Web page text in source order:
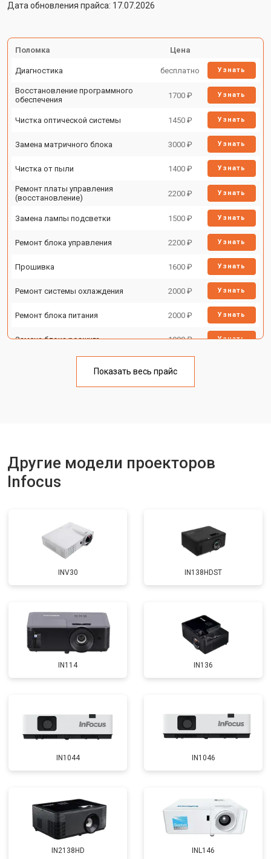
Дата обновления прайса: 17.07.2026
Поломка Цена
Диагностика бесплатно Узнать
Восстановление программного
обеспечения
1700 ₽ Узнать
Чистка оптической системы 1450 ₽ Узнать
Замена матричного блока 3000 ₽ Узнать
Чистка от пыли 1400 ₽ Узнать
Ремонт платы управления
(восстановление)
2200 ₽ Узнать
Замена лампы подсветки 1500 ₽ Узнать
Ремонт блока управления 2200 ₽ Узнать
Прошивка 1600 ₽ Узнать
Ремонт системы охлаждения 2000 ₽ Узнать
Ремонт блока питания 2000 ₽ Узнать
Замена блока розжига 1900 ₽ Узнать
Показать весь прайс
Другие модели проекторов
Infocus
INV30 IN138HDST
IN114 IN136
IN1044 IN1046
IN2138HD INL146